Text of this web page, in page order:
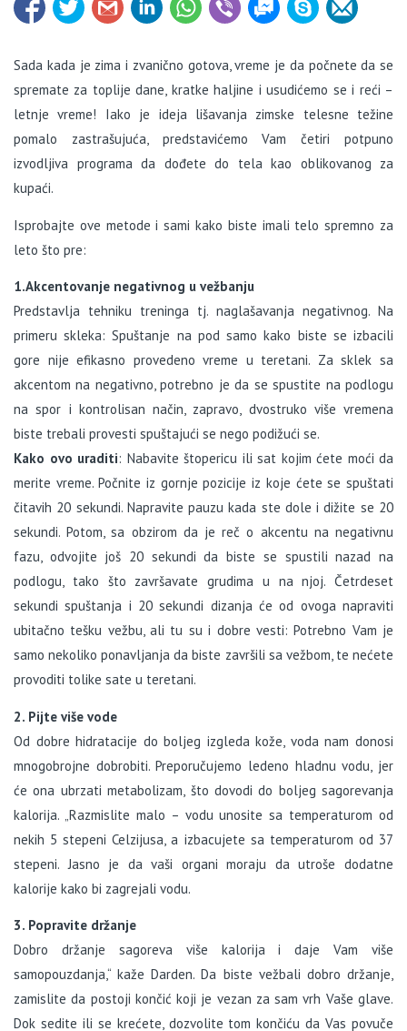
Sada kada je zima i zvanično gotova, vreme je da počnete da se
spremate za toplije dane, kratke haljine i usudićemo se i reći –
letnje vreme! Iako je ideja lišavanja zimske telesne težine
pomalo zastrašujuća, predstavićemo Vam četiri potpuno
izvodljiva programa da dođete do tela kao oblikovanog za
kupaći.
Isprobajte ove metode i sami kako biste imali telo spremno za
leto što pre:
1.Akcentovanje negativnog u vežbanju
Predstavlja tehniku treninga tj. naglašavanja negativnog. Na
primeru skleka: Spuštanje na pod samo kako biste se izbacili
gore nije efikasno provedeno vreme u teretani. Za sklek sa
akcentom na negativno, potrebno je da se spustite na podlogu
na spor i kontrolisan način, zapravo, dvostruko više vremena
biste trebali provesti spuštajući se nego podižući se.
Kako ovo uraditi: Nabavite štopericu ili sat kojim ćete moći da
merite vreme. Počnite iz gornje pozicije iz koje ćete se spuštati
čitavih 20 sekundi. Napravite pauzu kada ste dole i dižite se 20
sekundi. Potom, sa obzirom da je reč o akcentu na negativnu
fazu, odvojite još 20 sekundi da biste se spustili nazad na
podlogu, tako što završavate grudima u na njoj. Četrdeset
sekundi spuštanja i 20 sekundi dizanja će od ovoga napraviti
ubitačno tešku vežbu, ali tu su i dobre vesti: Potrebno Vam je
samo nekoliko ponavljanja da biste završili sa vežbom, te nećete
provoditi tolike sate u teretani.
2. Pijte više vode
Od dobre hidratacije do boljeg izgleda kože, voda nam donosi
mnogobrojne dobrobiti. Preporučujemo ledeno hladnu vodu, jer
će ona ubrzati metabolizam, što dovodi do boljeg sagorevanja
kalorija. „Razmislite malo – vodu unosite sa temperaturom od
nekih 5 stepeni Celzijusa, a izbacujete sa temperaturom od 37
stepeni. Jasno je da vaši organi moraju da utroše dodatne
kalorije kako bi zagrejali vodu.
3. Popravite držanje
Dobro držanje sagoreva više kalorija i daje Vam više
samopouzdanja,“ kaže Darden. Da biste vežbali dobro držanje,
zamislite da postoji končić koji je vezan za sam vrh Vaše glave.
Dok sedite ili se krećete, dozvolite tom končiću da Vas povuče